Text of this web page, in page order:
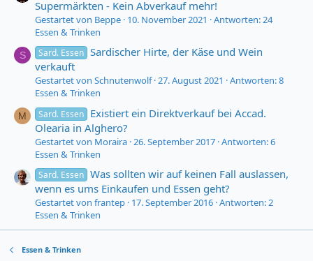
Supermärkten - Kein Abverkauf mehr!
Gestartet von Beppe 10. November 2021
Antworten: 24
Essen & Trinken
S Sard. Essen Sardischer Hirte, der Käse und Wein
verkauft
Gestartet von Schnutenwolf 27. August 2021
Antworten: 8
Essen & Trinken
M Sard. Essen Existiert ein Direktverkauf bei Accad.
Olearia in Alghero?
Gestartet von Moraira 26. September 2017 Antworten: 6
Essen & Trinken
Sard. Essen Was sollten wir auf keinen Fall auslassen,
wenn es ums Einkaufen und Essen geht?
Gestartet von frantep 17. September 2016 Antworten: 2
Essen & Trinken
Essen & Trinken